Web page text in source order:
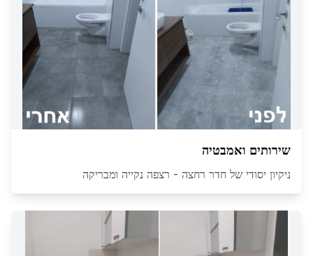
שירותים ואמבטיה
ניקיון יסודי של חדר רחצה - רצפה נקייה ומבריקה